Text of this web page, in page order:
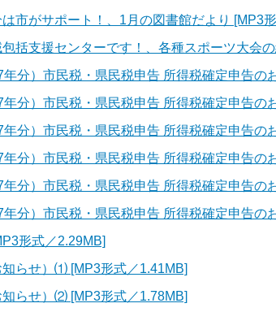
市がサポート！、1月の図書館だより [MP3
包括支援センターです！、各種スポーツ大会
年分）市民税・県民税申告 所得税確定申告
年分）市民税・県民税申告 所得税確定申告
年分）市民税・県民税申告 所得税確定申告
年分）市民税・県民税申告 所得税確定申告
年分）市民税・県民税申告 所得税確定申告
年分）市民税・県民税申告 所得税確定申告
形式／2.29MB]
知らせ）⑴ [MP3形式／1.41MB]
知らせ）⑵ [MP3形式／1.78MB]